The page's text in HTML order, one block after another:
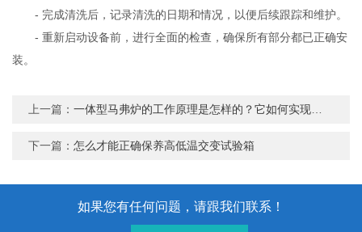
- 完成清洗后，记录清洗的日期和情况，以便后续跟踪和维护。
- 重新启动设备前，进行全面的检查，确保所有部分都已正确安
装。
上一篇：一体型马弗炉的工作原理是怎样的？它如何实现高效加热？
下一篇：怎么才能正确保养高低温交变试验箱
如果您有任何问题，请跟我们联系！